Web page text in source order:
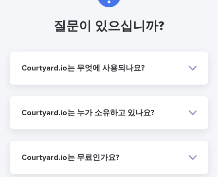
질문이 있으십니까?
Courtyard.io는 무엇에 사용되나요?
Courtyard.io는 누가 소유하고 있나요?
Courtyard.io는 무료인가요?